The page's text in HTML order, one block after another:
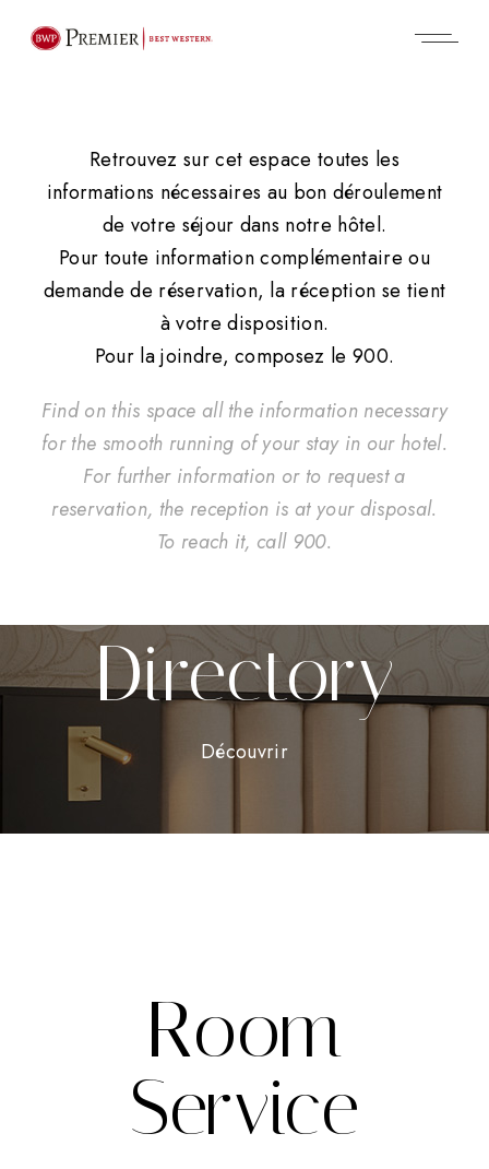
Retrouvez sur cet espace toutes les
informations nécessaires au bon déroulement
de votre séjour dans notre hôtel.
Pour toute information complémentaire ou
demande de réservation, la réception se tient
à votre disposition.
Pour la joindre, composez le 900.
Find on this space all the information necessary
for the smooth running of your stay in our hotel.
For further information or to request a
reservation, the reception is at your disposal.
To reach it, call 900.
Directory
Découvrir
Room
Service